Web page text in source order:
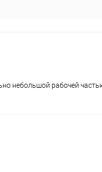
небольшой рабочей